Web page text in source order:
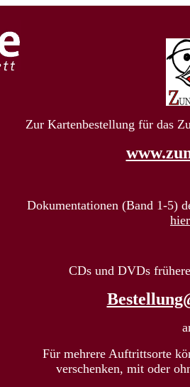
Zur Kartenbestellung für das
Dokumentationen (Band 1-5)
hier
CDs und DVDs
Für mehrere Auftrittsorte
verschenken, mit oder